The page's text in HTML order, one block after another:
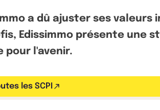
a dû ajuster ses
Edissimmo présente une
pour l'avenir.
les SCPI